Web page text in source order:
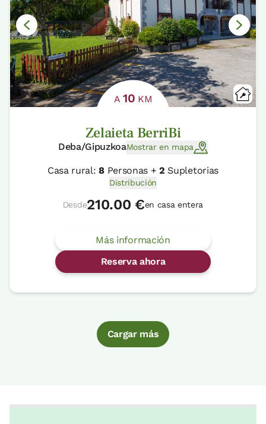
A 10 KM
Zelaieta BerriBi
Deba/GipuzkoaMostrar en mapa
Casa rural:8Personas +2 Supletorias
Distribución
Desde210.00 €en casa entera
Más información
Reserva ahora
Cargar más